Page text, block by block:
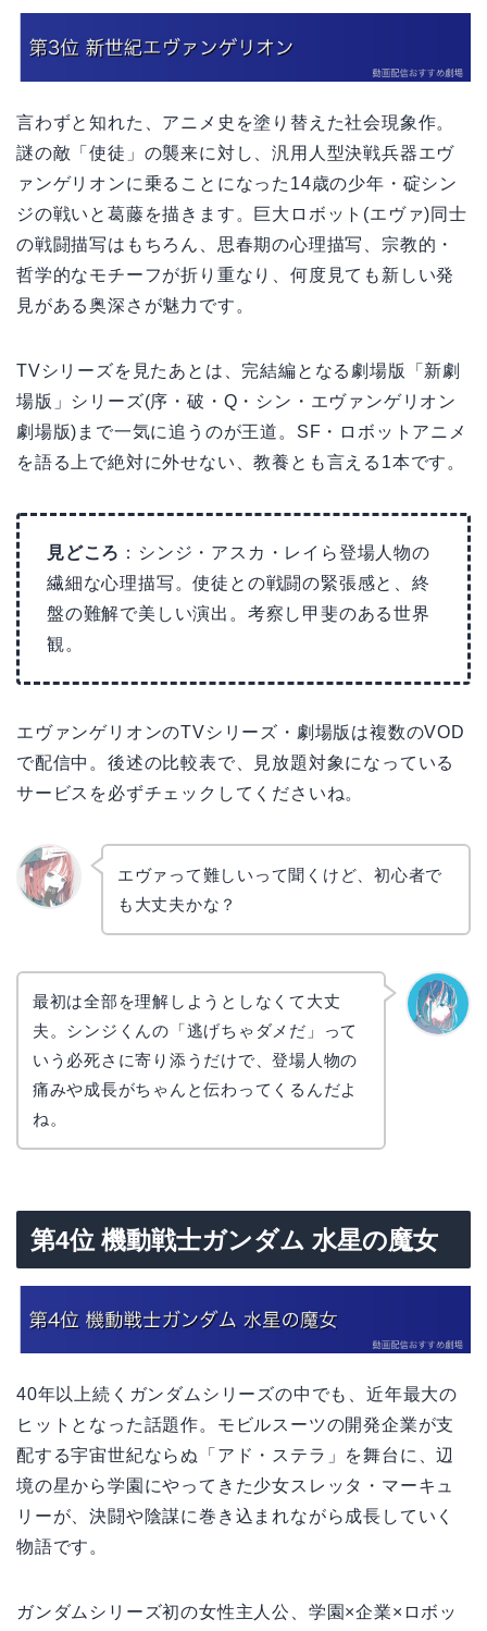
言わずと知れた、アニメ史を塗り替えた社会現象作。
謎の敵「使徒」の襲来に対し、汎用人型決戦兵器エヴ
ァンゲリオンに乗ることになった14歳の少年・碇シン
ジの戦いと葛藤を描きます。巨大ロボット(エヴァ)同士
の戦闘描写はもちろん、思春期の心理描写、宗教的・
哲学的なモチーフが折り重なり、何度見ても新しい発
見がある奥深さが魅力です。
TVシリーズを見たあとは、完結編となる劇場版「新劇
場版」シリーズ(序・破・Q・シン・エヴァンゲリオン
劇場版)まで一気に追うのが王道。SF・ロボットアニメ
を語る上で絶対に外せない、教養とも言える1本です。
見どころ ：シンジ・アスカ・レイら登場人物の
繊細な心理描写。使徒との戦闘の緊張感と、終
盤の難解で美しい演出。考察し甲斐のある世界
観。
エヴァンゲリオンのTVシリーズ・劇場版は複数のVOD
で配信中。後述の比較表で、見放題対象になっている
サービスを必ずチェックしてくださいね。
エヴァって難しいって聞くけど、初心者で
も大丈夫かな？
最初は全部を理解しようとしなくて大丈
夫。シンジくんの「逃げちゃダメだ」って
いう必死さに寄り添うだけで、登場人物の
痛みや成長がちゃんと伝わってくるんだよ
ね。
第4位 機動戦士ガンダム 水星の魔女
40年以上続くガンダムシリーズの中でも、近年最大の
ヒットとなった話題作。モビルスーツの開発企業が支
配する宇宙世紀ならぬ「アド・ステラ」を舞台に、辺
境の星から学園にやってきた少女スレッタ・マーキュ
リーが、決闘や陰謀に巻き込まれながら成長していく
物語です。
ガンダムシリーズ初の女性主人公、学園×企業×ロボッ